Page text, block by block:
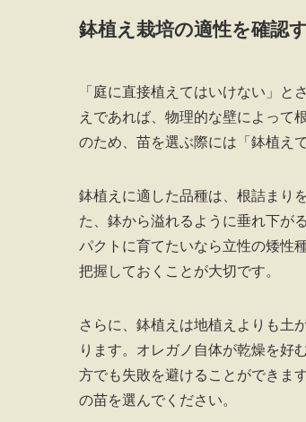
鉢植え栽培の適性を確認
「庭に直接植えてはいけない」
えであれば、物理的な壁によって
のため、苗を選ぶ際には「鉢植え
鉢植えに適した品種は、根詰まり
た、鉢から溢れるように垂れ下が
パクトに育てたいなら立性の矮性
把握しておくことが大切です。
さらに、鉢植えは地植えよりも土
ります。オレガノ自体が乾燥を好
方でも失敗を避けることができま
の苗を選んでください。